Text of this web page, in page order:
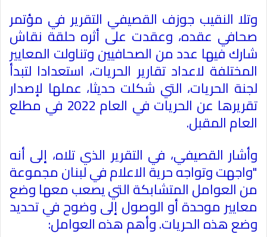
وتلا النقيب جوزف القصيفي التقرير في مؤتمر
صحافي عقده، وعقدت على أثره حلقة نقاش
شارك فيها عدد من الصحافيين وتناولت المعايير
المختلفة لاعداد تقارير الحريات، استعدادا لتبدأ
لجنة الحريات، التي شكلت حديثا، عملها لإصدار
تقريرها عن الحريات في العام 2022 في مطلع
العام المقبل.
وأشار القصيفي، في التقرير الذي تلاه، إلى أنه
"واجهت وتواجه حرية الاعلام في لبنان مجموعة
من العوامل المتشابكة التي يصعب معها وضع
معايير موحدة أو الوصول إلى وضوح في تحديد
وضع هذه الحريات. وأهم هذه العوامل: